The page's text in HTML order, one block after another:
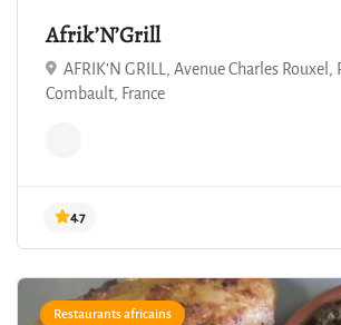
Afrik’N’Grill
AFRIK’N GRILL, Avenue Charles
Combault, France
Restaurants africains